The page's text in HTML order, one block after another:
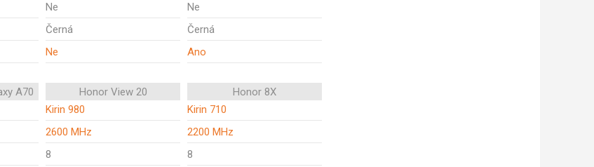
Ne
Ne
Černá
Černá
Ne Ano
A70 Honor View 20
Honor 8X
Kirin 980
Kirin 710
2600 MHz
2200 MHz
8
8